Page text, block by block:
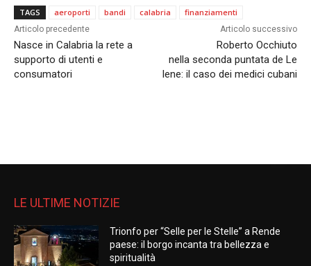
TAGS aeroporti bandi calabria finanziamenti
Articolo precedente
Nasce in Calabria la rete a
supporto di utenti e
consumatori
Articolo successivo
Roberto Occhiuto
nella seconda puntata de Le
Iene: il caso dei medici cubani
LE ULTIME NOTIZIE
Trionfo per “Selle per le Stelle” a Rende
paese: il borgo incanta tra bellezza e
spiritualità